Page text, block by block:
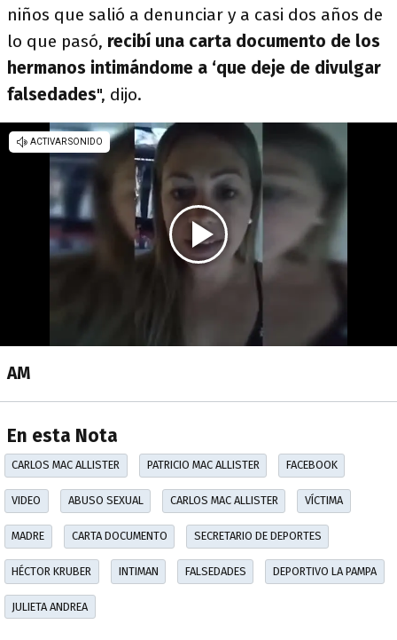
niños que salió a denunciar y a casi dos años de
lo que pasó, recibí una carta documento de los
hermanos intimándome a ‘que deje de divulgar
falsedades", dijo.
AM
En esta Nota
CARLOS MAC ALLISTER PATRICIO MAC ALLISTER FACEBOOK
VIDEO ABUSO SEXUAL CARLOS MAC ALLISTER VÍCTIMA
MADRE CARTA DOCUMENTO SECRETARIO DE DEPORTES
HÉCTOR KRUBER INTIMAN FALSEDADES DEPORTIVO LA PAMPA
JULIETA ANDREA